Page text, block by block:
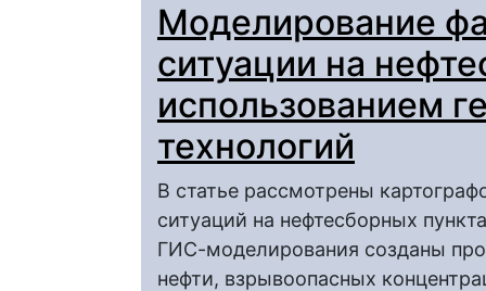
Моделирование
ситуации на
использованием
технологий
В статье рассмотрены
ситуаций на нефтесборных
ГИС-моделирования созданы
нефти, взрывоопасных